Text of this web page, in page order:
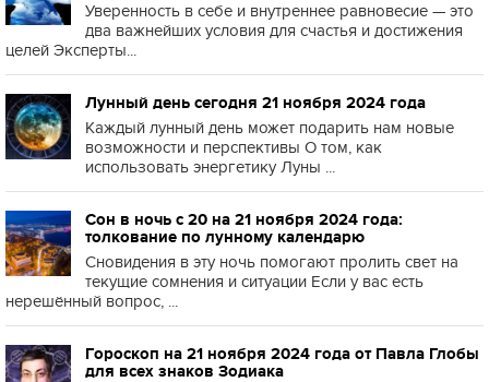
Уверенность в себе и внутреннее равновесие — это
два важнейших условия для счастья и достижения
целей Эксперты...
Лунный день сегодня 21 ноября 2024 года
Каждый лунный день может подарить нам новые
возможности и перспективы О том, как
использовать энергетику Луны ...
Сон в ночь с 20 на 21 ноября 2024 года:
толкование по лунному календарю
Сновидения в эту ночь помогают пролить свет на
текущие сомнения и ситуации Если у вас есть
нерешённый вопрос, ...
Гороскоп на 21 ноября 2024 года от Павла Глобы
для всех знаков Зодиака